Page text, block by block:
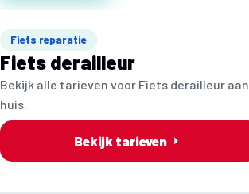
Fiets reparatie
Fiets derailleur
Bekijk alle tarieven voor Fiets derailleur aan
huis.
Bekijk tarieven